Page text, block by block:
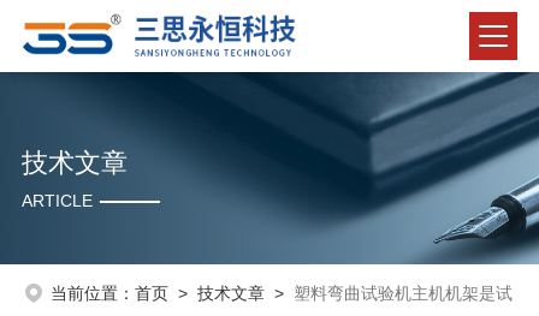
技术文章
ARTICLE
当前位置： 首页> 技术文章> 塑料弯曲试验机主机机架是试